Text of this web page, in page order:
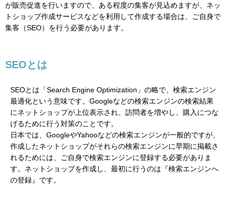
が販売促進を行いますので、ある程度の集客が見込めますが、ネッ
トショップ作成サービスなどを利用して作成する場合は、ご自身で
集客（SEO）を行う必要があります。
SEOとは
SEOとは「Search Engine Optimization」の略で、検索エンジン
最適化という意味です。Googleなどの検索エンジンの検索結果
にネットショップが上位表示され、訪問者を増やし、購入につな
げるために行う対策のことです。
日本では、GoogleやYahooなどの検索エンジンが一般的ですが、
作成したネットショップがそれらの検索エンジンに早期に掲載さ
れるためには、ご自身で検索エンジンに登録する必要がありま
す。ネットショップを作成し、最初に行うのは『検索エンジンへ
の登録』です。